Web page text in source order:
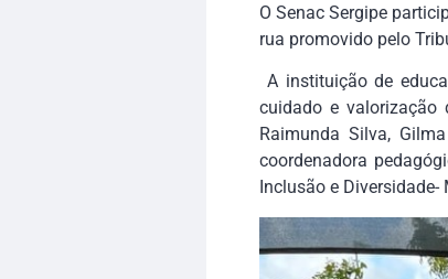
O Senac Sergipe
rua promovido pelo
A instituição de
cuidado e valorização
Raimunda Silva,
coordenadora
Inclusão e Diversidade-